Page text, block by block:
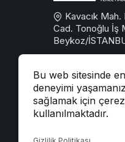
Bu web sitesinde
deneyimi
sağlamak için
kullanılmaktadır.
Kavacık
Cad. Tonoğlu İş
Beykoz/